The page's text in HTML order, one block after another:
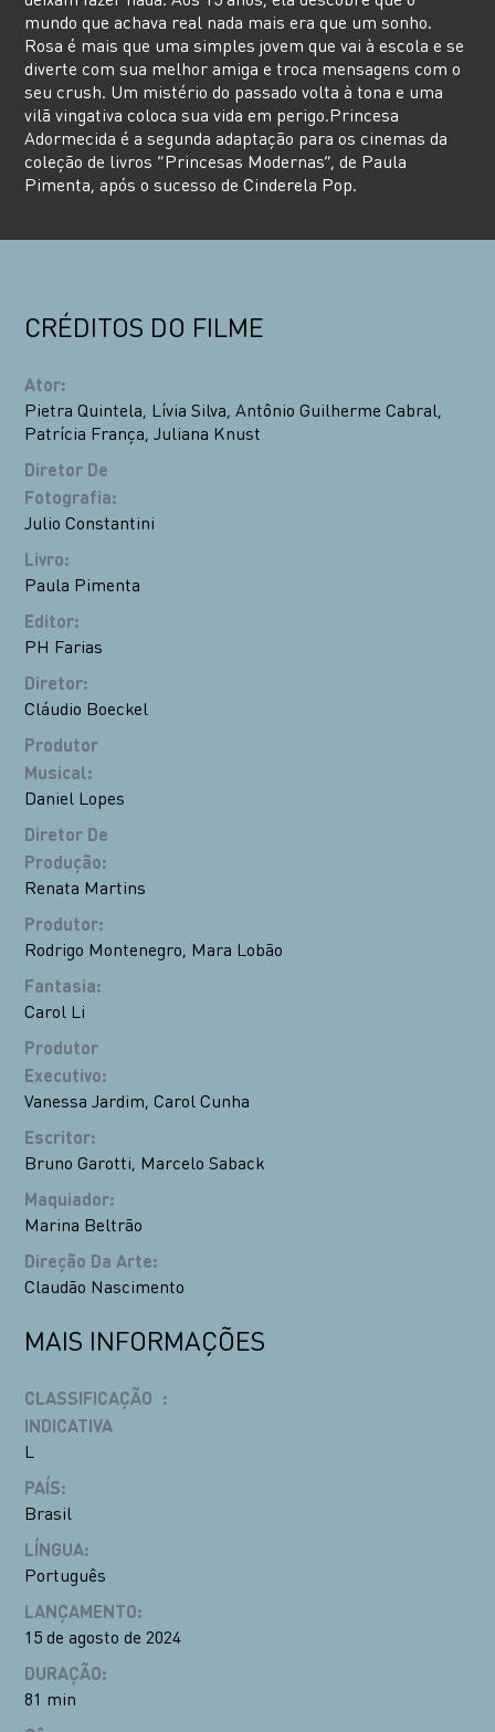
mundo que achava real nada mais era que um sonho.
Rosa é mais que uma simples jovem que vai à escola e se
diverte com sua melhor amiga e troca mensagens com o
seu crush. Um mistério do passado volta à tona e uma
vilã vingativa coloca sua vida em perigo.Princesa
Adormecida é a segunda adaptação para os cinemas da
coleção de livros “Princesas Modernas”, de Paula
Pimenta, após o sucesso de Cinderela Pop.
CRÉDITOS DO FILME
Ator:
Pietra Quintela, Lívia Silva,Antônio Guilherme Cabral,
Patrícia França,Juliana Knust
Diretor De
Fotografia:
Julio Constantini
Livro:
Paula Pimenta
Editor:
PH Farias
Diretor:
Cláudio Boeckel
Produtor
Musical:
Daniel Lopes
Diretor De
Produção:
Renata Martins
Produtor:
Rodrigo Montenegro, Mara Lobão
Fantasia:
Carol Li
Produtor
Executivo:
Vanessa Jardim,Carol Cunha
Escritor:
Bruno Garotti, Marcelo Saback
Maquiador:
Marina Beltrão
Direção Da Arte:
Claudão Nascimento
MAIS INFORMAÇÕES
CLASSIFICAÇÃO
INDICATIVA
:
L
PAÍS:
Brasil
LÍNGUA:
Português
LANÇAMENTO:
15 de agosto de 2024
DURAÇÃO:
81 min